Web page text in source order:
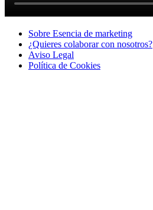
Sobre Esencia de marketing
¿Quieres colaborar con nosotros?
Aviso Legal
Polí­tica de Cookies